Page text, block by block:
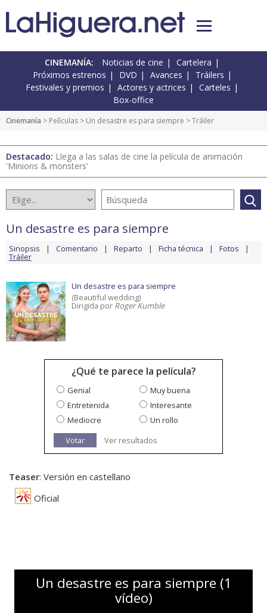
CINEMANÍA: Noticias de cine
Cartelera
Próximos estrenos
DVD Avances
Tráilers
Festivales y premios
Actores y actrices
Carteles
Box-office
Cinemanía > Películas > Un desastre es para siempre > Tráiler
Destacado: Llega a las salas de cine la película de animación
'Minions & monsters'
Un desastre es para siempre
Sinopsis Comentario Reparto Ficha técnica Fotos
Tráiler
Un desastre es para siempre
(Beautiful wedding)
Dirigida por Roger Kumble
¿Qué te parece la película?
Genial
Muy buena
Entretenida
Interesante
Mediocre
Un rollo
Votar
Ver resultados
Teaser: Versión en castellano
Oficial
Un desastre es para siempre (1
vídeo)